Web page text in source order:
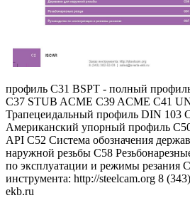
профиль C31 BSPT - полный
C37 STUB ACME C39 ACME C41
Трапецеидальный профиль DIN 103
Американский упорный профиль C50
API C52 Система обозначения
наружной резьбы C58
по эксплуатации и режимы резания
инструмента: http://steelcam.org 8
ekb.ru